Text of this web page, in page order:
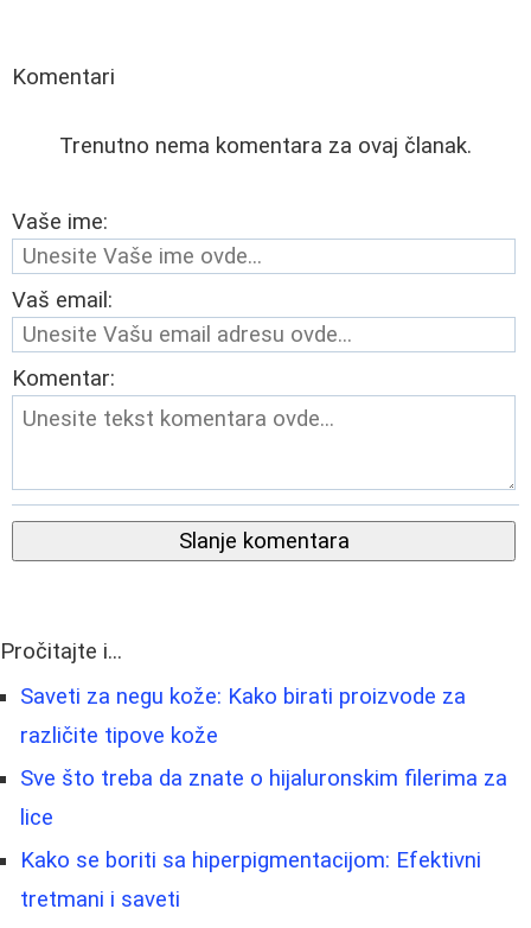
Komentari
Trenutno nema komentara za ovaj članak.
Vaše ime:
Vaš email:
Komentar:
Slanje komentara
Pročitajte i...
Saveti za negu kože: Kako birati proizvode za
različite tipove kože
Sve što treba da znate o hijaluronskim filerima za
lice
Kako se boriti sa hiperpigmentacijom: Efektivni
tretmani i saveti